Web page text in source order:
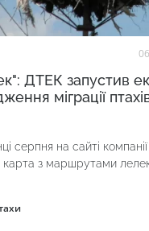
ДТЕК запустив
міграції
серпня на сайті
карта з маршрутами